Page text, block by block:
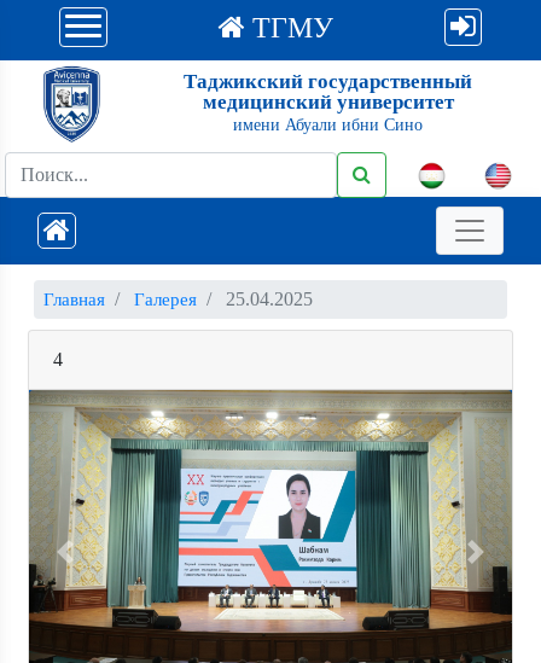
ТГМУ
Таджикский государственный
медицинский университет
имени Абуали ибни Сино
Главная Галерея 25.04.2025
4
Previous Next